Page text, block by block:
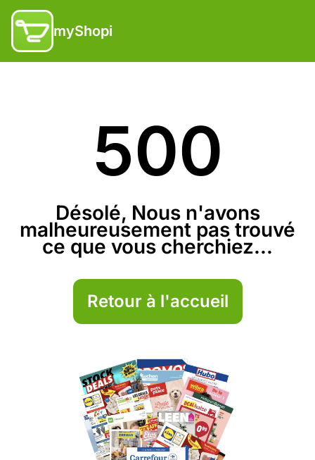
myShopi
500
Désolé, Nous n'avons
malheureusement pas trouvé
ce que vous cherchiez...
Retour à l'accueil